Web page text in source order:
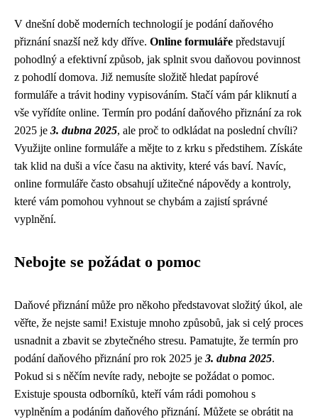
V dnešní době moderních technologií je podání daňového
přiznání snazší než kdy dříve. Online formuláře představují
pohodlný a efektivní způsob, jak splnit svou daňovou povinnost
z pohodlí domova. Již nemusíte složitě hledat papírové
formuláře a trávit hodiny vypisováním. Stačí vám pár kliknutí a
vše vyřídíte online. Termín pro podání daňového přiznání za rok
2025 je 3. dubna 2025, ale proč to odkládat na poslední chvíli?
Využijte online formuláře a mějte to z krku s předstihem. Získáte
tak klid na duši a více času na aktivity, které vás baví. Navíc,
online formuláře často obsahují užitečné nápovědy a kontroly,
které vám pomohou vyhnout se chybám a zajistí správné
vyplnění.
Nebojte se požádat o pomoc
Daňové přiznání může pro někoho představovat složitý úkol, ale
věřte, že nejste sami! Existuje mnoho způsobů, jak si celý proces
usnadnit a zbavit se zbytečného stresu. Pamatujte, že termín pro
podání daňového přiznání pro rok 2025 je 3. dubna 2025.
Pokud si s něčím nevíte rady, nebojte se požádat o pomoc.
Existuje spousta odborníků, kteří vám rádi pomohou s
vyplněním a podáním daňového přiznání. Můžete se obrátit na